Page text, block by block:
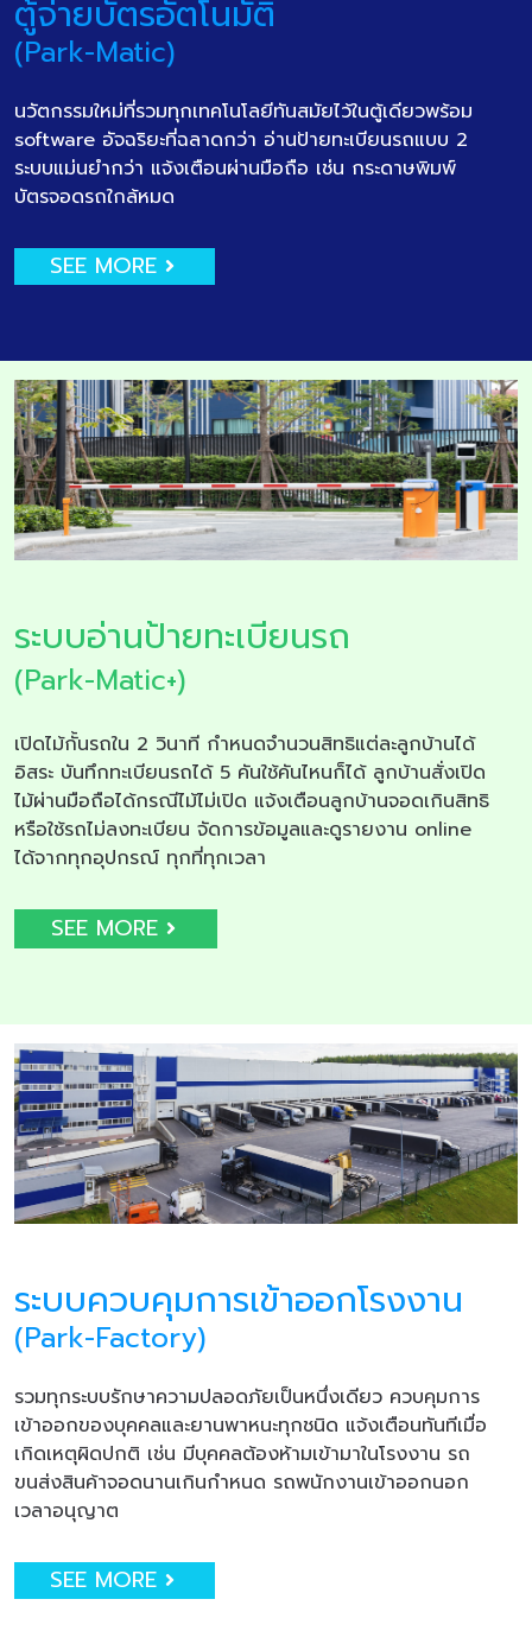
ตู้จ่ายบัตรอัตโนมัติ
(Park-Matic)
นวัตกรรมใหม่ที่รวมทุกเทคโนโลยีทันสมัยไว้ในตู้เดียวพร้อม
software อัจฉริยะที่ฉลาดกว่า อ่านป้ายทะเบียนรถแบบ 2
ระบบแม่นยำกว่า แจ้งเตือนผ่านมือถือ เช่น กระดาษพิมพ์
บัตรจอดรถใกล้หมด
SEE MORE
ระบบอ่านป้ายทะเบียนรถ
(Park-Matic+)
เปิดไม้กั้นรถใน 2 วินาที กำหนดจำนวนสิทธิแต่ละลูกบ้านได้
อิสระ บันทึกทะเบียนรถได้ 5 คันใช้คันไหนก็ได้ ลูกบ้านสั่งเปิด
ไม้ผ่านมือถือได้กรณีไม้ไม่เปิด แจ้งเตือนลูกบ้านจอดเกินสิทธิ
หรือใช้รถไม่ลงทะเบียน จัดการข้อมูลและดูรายงาน online
ได้จากทุกอุปกรณ์ ทุกที่ทุกเวลา
SEE MORE
ระบบควบคุมการเข้าออกโรงงาน
(Park-Factory)
รวมทุกระบบรักษาความปลอดภัยเป็นหนึ่งเดียว ควบคุมการ
เข้าออกของบุคคลและยานพาหนะทุกชนิด แจ้งเตือนทันทีเมื่อ
เกิดเหตุผิดปกติ เช่น มีบุคคลต้องห้ามเข้ามาในโรงงาน รถ
ขนส่งสินค้าจอดนานเกินกำหนด รถพนักงานเข้าออกนอก
เวลาอนุญาต
SEE MORE